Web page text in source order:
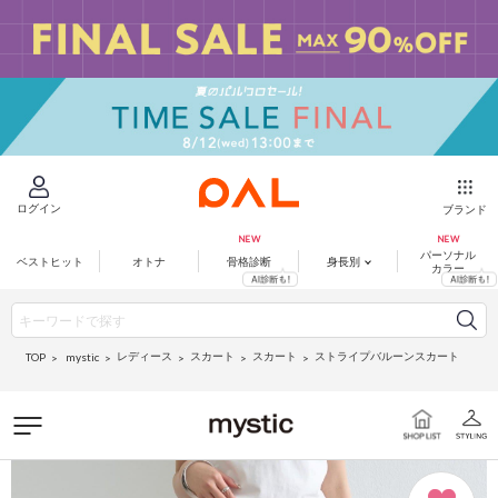
ログイン ブランド
ベストヒット オトナ 骨格診断 身長別
パーソナル
カラー
TOP mystic レディース スカート スカート ストライプバルーンスカート